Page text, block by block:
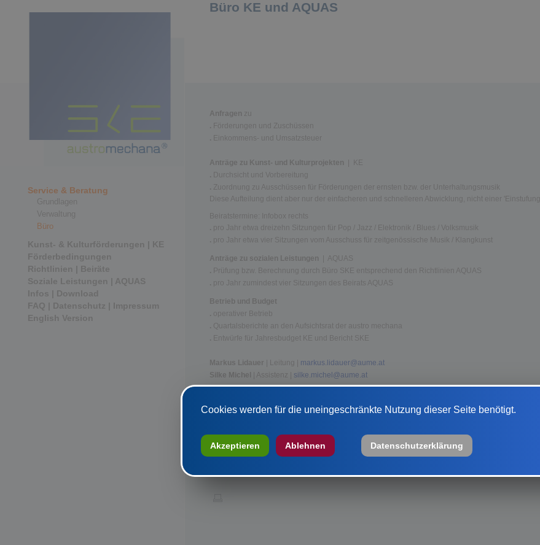
Service & Beratung
Grundlagen
Verwaltung
Büro
Kunst- & Kulturförderungen | KE
Förderbedingungen
Richtlinien | Beiräte
Soziale Leistungen | AQUAS
Infos | Download
FAQ | Datenschutz | Impressum
English Version
Büro KE und AQUAS
Anfragen zu
. Förderungen und Zuschüssen
. Einkommens- und Umsatzsteuer
Anträge zu Kunst- und Kulturprojekten | KE
. Durchsicht und Vorbereitung
. Zuordnung zu Ausschüssen für Förderungen der ernsten bzw. der Unterhaltungsmusik
Diese Aufteilung dient aber nur der einfacheren und schnelleren Abwicklung, nicht einer 'Einstufung'.
Beiratstermine: Infobox rechts
. pro Jahr etwa dreizehn Sitzungen für Pop / Jazz / Elektronik / Blues / Volksmusik
. pro Jahr etwa vier Sitzungen vom Ausschuss für zeitgenössische Musik / Klangkunst
Anträge zu sozialen Leistungen | AQUAS
. Prüfung bzw. Berechnung durch Büro SKE entsprechend den Richtlinien AQUAS
. pro Jahr zumindest vier Sitzungen des Beirats AQUAS
Betrieb und Budget
. operativer Betrieb
. Quartalsberichte an den Aufsichtsrat der austro mechana
. Entwürfe für Jahresbudget KE und Bericht SKE
Markus Lidauer | Leitung | markus.lidauer@aume.at
Silke Michel
| Assistenz | silke.michel@aume.at
(01) 71 36 936
Cookies werden für die uneingeschränkte Nutzung dieser Seite benötigt.
Akzeptieren Ablehnen Datenschutzerklärung